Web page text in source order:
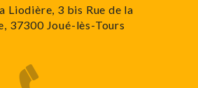
Liodière, 3 bis Rue de la
37300 Joué-lès-Tours